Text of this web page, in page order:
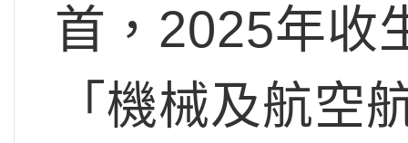
首，2025年收
「機械及航空